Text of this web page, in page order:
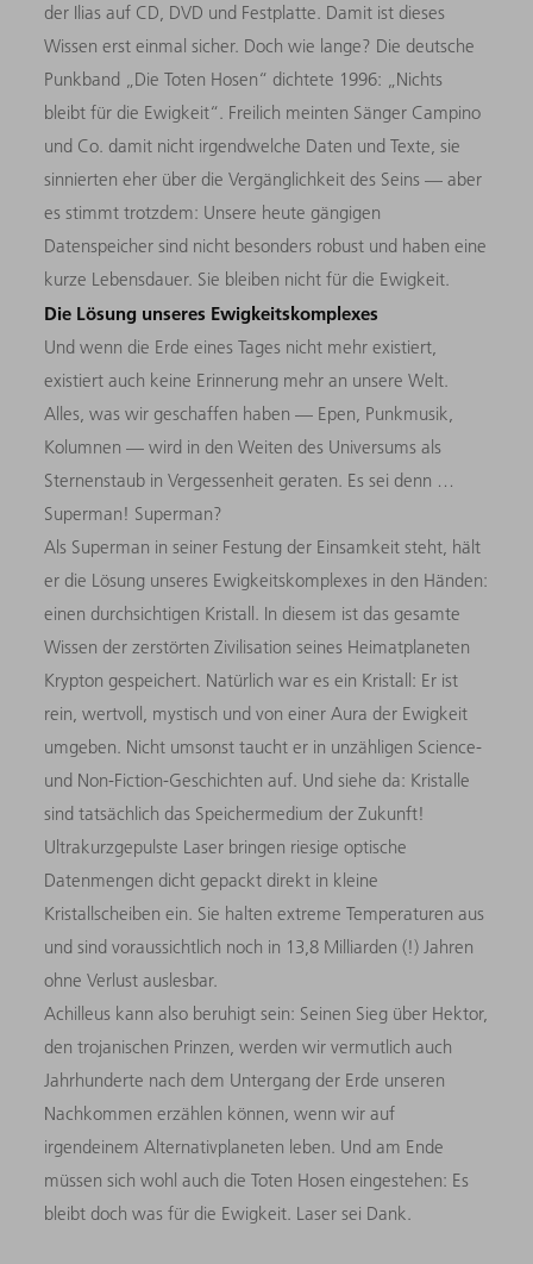
der Ilias auf CD, DVD und Festplatte. Damit ist dieses
Wissen erst einmal sicher. Doch wie lange? Die deutsche
Punkband „Die Toten Hosen“ dichtete 1996: „Nichts
bleibt für die Ewigkeit“. Freilich meinten Sänger Campino
und Co. damit nicht irgendwelche Daten und Texte, sie
sinnierten eher über die Vergänglichkeit des Seins — aber
es stimmt trotzdem: Unsere heute gängigen
Datenspeicher sind nicht besonders robust und haben eine
kurze Lebensdauer. Sie bleiben nicht für die Ewigkeit.
Die Lösung unseres Ewigkeitskomplexes
Und wenn die Erde eines Tages nicht mehr existiert,
existiert auch keine Erinnerung mehr an unsere Welt.
Alles, was wir geschaffen haben — Epen, Punkmusik,
Kolumnen — wird in den Weiten des Universums als
Sternenstaub in Vergessenheit geraten. Es sei denn …
Superman! Superman?
Als Superman in seiner Festung der Einsamkeit steht, hält
er die Lösung unseres Ewigkeitskomplexes in den Händen:
einen durchsichtigen Kristall. In diesem ist das gesamte
Wissen der zerstörten Zivilisation seines Heimatplaneten
Krypton gespeichert. Natürlich war es ein Kristall: Er ist
rein, wertvoll, mystisch und von einer Aura der Ewigkeit
umgeben. Nicht umsonst taucht er in unzähligen Science-
und Non-Fiction-Geschichten auf. Und siehe da: Kristalle
sind tatsächlich das Speichermedium der Zukunft!
Ultrakurzgepulste Laser bringen riesige optische
Datenmengen dicht gepackt direkt in kleine
Kristallscheiben ein. Sie halten extreme Temperaturen aus
und sind voraussichtlich noch in 13,8 Milliarden (!) Jahren
ohne Verlust auslesbar.
Achilleus kann also beruhigt sein: Seinen Sieg über Hektor,
den trojanischen Prinzen, werden wir vermutlich auch
Jahrhunderte nach dem Untergang der Erde unseren
Nachkommen erzählen können, wenn wir auf
irgendeinem Alternativplaneten leben. Und am Ende
müssen sich wohl auch die Toten Hosen eingestehen: Es
bleibt doch was für die Ewigkeit. Laser sei Dank.